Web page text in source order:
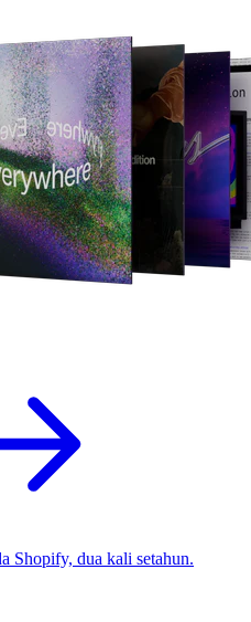
Shopify, dua kali setahun.